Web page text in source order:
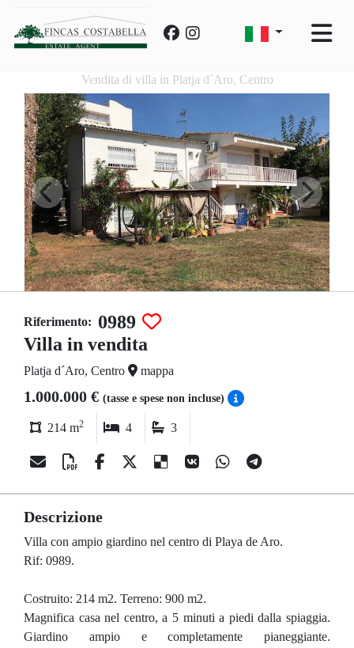
Vendita di villa in Platja d´Aro, Centro
Riferimento: 0989
Villa in vendita
Platja d´Aro, Centro mappa
1.000.000 € (tasse e spese non incluse)
214 m2 4 3
Descrizione
Villa con ampio giardino nel centro di Playa de Aro.
Rif: 0989.
Costruito: 214 m2. Terreno: 900 m2.
Magnifica casa nel centro, a 5 minuti a piedi dalla spiaggia.
Giardino ampio e completamente pianeggiante.